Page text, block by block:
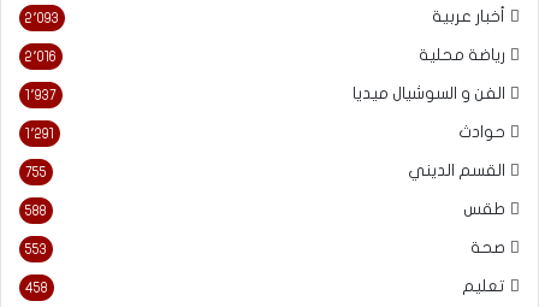
أخبار عربية 2٬093
رياضة محلية 2٬016
الفن و السوشيال ميديا 1٬937
حوادث 1٬291
القسم الديني 755
طقس 588
صحة 553
تعليم 458